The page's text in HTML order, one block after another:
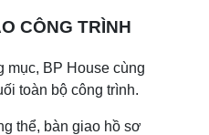
CÔNG TRÌNH
mục, BP House cùng
toàn bộ công trình.
thể, bàn giao hồ sơ